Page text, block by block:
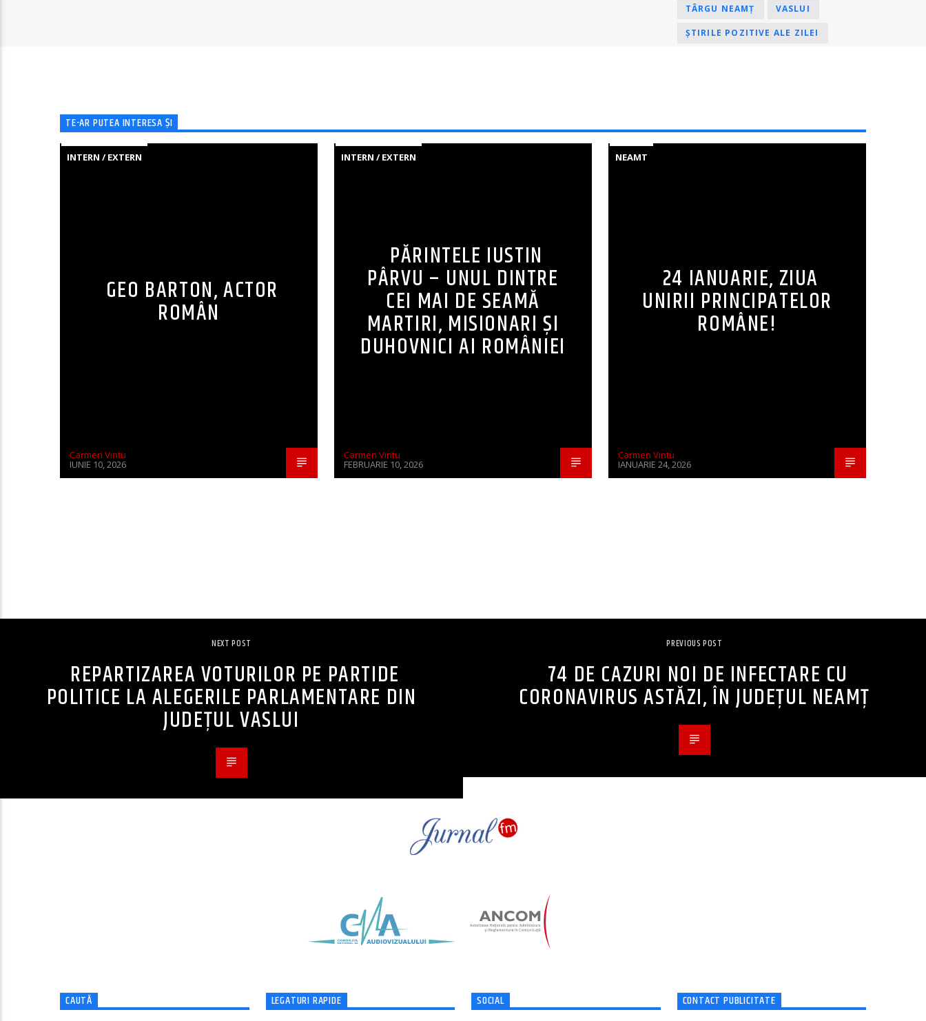
TÂRGU NEAMȚ VASLUI
ȘTIRILE POZITIVE ALE ZILEI
TE-AR PUTEA INTERESA ȘI
INTERN / EXTERN
GEO BARTON, ACTOR
ROMÂN
Carmen Vintu
IUNIE 10, 2026
INTERN / EXTERN
PĂRINTELE IUSTIN
PÂRVU – UNUL DINTRE
CEI MAI DE SEAMĂ
MARTIRI, MISIONARI ŞI
DUHOVNICI AI ROMÂNIEI
Carmen Vintu
FEBRUARIE 10, 2026
NEAMT
24 IANUARIE, ZIUA
UNIRII PRINCIPATELOR
ROMÂNE!
Carmen Vintu
IANUARIE 24, 2026
NEXT POST
REPARTIZAREA VOTURILOR PE PARTIDE
POLITICE LA ALEGERILE PARLAMENTARE DIN
JUDEȚUL VASLUI
PREVIOUS POST
74 DE CAZURI NOI DE INFECTARE CU
CORONAVIRUS ASTĂZI, ÎN JUDEȚUL NEAMȚ
CAUTĂ LEGATURI RAPIDE SOCIAL CONTACT PUBLICITATE